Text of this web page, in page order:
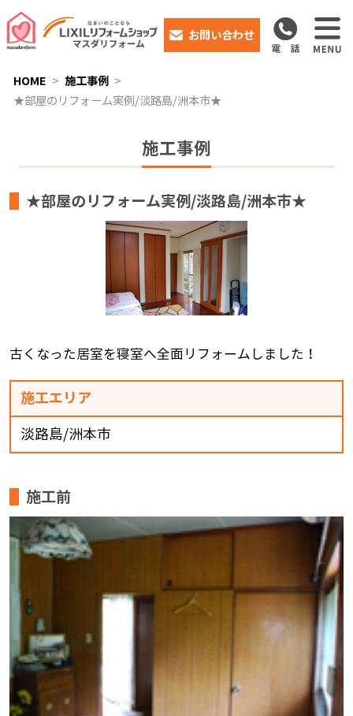
お問い合わせ
HOME
施工事例
★部屋のリフォーム実例/淡路島/洲本市★
施工事例
★部屋のリフォーム実例/淡路島/洲本市★
古くなった居室を寝室へ全面リフォームしました！
施工エリア
淡路島/洲本市
施工前